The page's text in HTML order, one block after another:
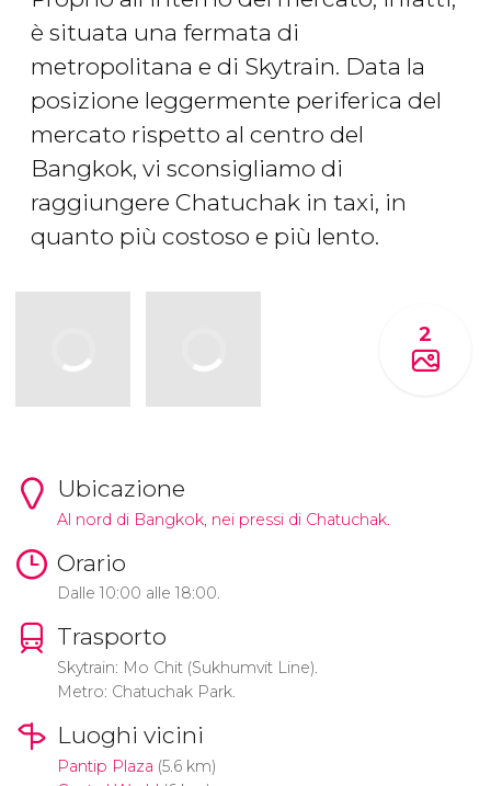
è situata una fermata di
metropolitana e di Skytrain. Data la
posizione leggermente periferica del
mercato rispetto al centro del
Bangkok, vi sconsigliamo di
raggiungere Chatuchak in taxi, in
quanto più costoso e più lento.
2
Ubicazione
Al nord di Bangkok, nei pressi di Chatuchak.
Orario
Dalle 10:00 alle 18:00.
Trasporto
Skytrain: Mo Chit (Sukhumvit Line).
Metro: Chatuchak Park.
Luoghi vicini
Pantip Plaza (5.6 km)